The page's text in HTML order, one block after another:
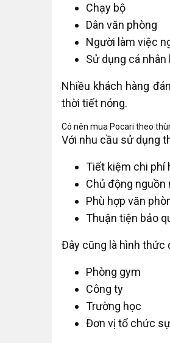
Chạy bộ
Dân văn phòng
Người làm việc
Sử dụng cá nhân
Nhiều khách hàng
thời tiết nóng.
Có nên mua Pocari theo
Với nhu cầu sử dụng
Tiết kiệm chi phí
Chủ động nguồn
Phù hợp văn
Thuận tiện bảo
Đây cũng là hình thức
Phòng gym
Công ty
Trường học
Đơn vị tổ chức